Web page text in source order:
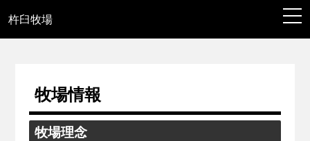
杵臼牧場
牧場情報
牧場理念